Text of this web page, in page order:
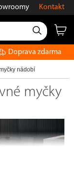
Kontakt
Doprava zdarma
nádobí
myčky